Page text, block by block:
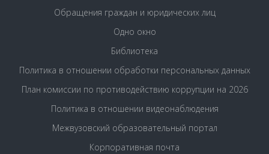
Обращения граждан и юридических лиц
Одно окно
Библиотека
Политика в отношении обработки персональных данных
План комиссии по противодействию коррупции на 2026
Политика в отношении видеонаблюдения
Межвузовский образовательный портал
Корпоративная почта